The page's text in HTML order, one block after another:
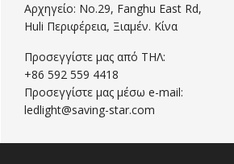
Αρχηγείο: No.29, Fanghu East Rd,
Huli Περιφέρεια, Ξιαμέν. Κίνα
Προσεγγίστε μας από ΤΗΛ:
+86 592 559 4418
Προσεγγίστε μας μέσω e-mail:
ledlight@saving-star.com